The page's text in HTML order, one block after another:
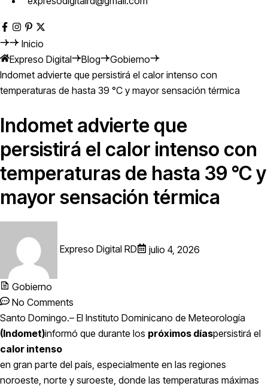
Inicio
Expreso Digital
Blog
Gobierno
Indomet advierte que persistirá el calor intenso con
temperaturas de hasta 39 °C y mayor sensación térmica
Indomet advierte que
persistirá el calor intenso con
temperaturas de hasta 39 °C y
mayor sensación térmica
Expreso Digital RD julio 4, 2026
Gobierno
No Comments
Santo Domingo.– El Instituto Dominicano de Meteorología
(Indomet)informó que durante los próximos díaspersistirá el
calor intenso
en gran parte del país, especialmente en las regiones
noroeste, norte y suroeste, donde las temperaturas máximas